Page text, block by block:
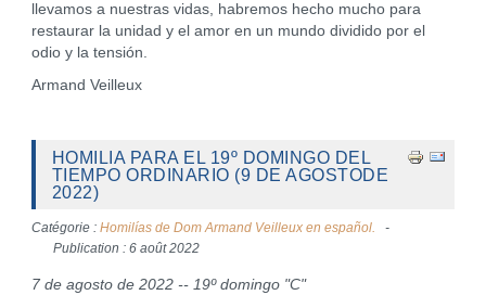
llevamos a nuestras vidas, habremos hecho mucho para
restaurar la unidad y el amor en un mundo dividido por el
odio y la tensión.
Armand Veilleux
HOMILIA PARA EL 19º DOMINGO DEL
TIEMPO ORDINARIO (9 DE AGOSTODE
2022)
Catégorie : Homilías de Dom Armand Veilleux en español.
Publication : 6 août 2022
7 de agosto de 2022 -- 19º domingo "C"